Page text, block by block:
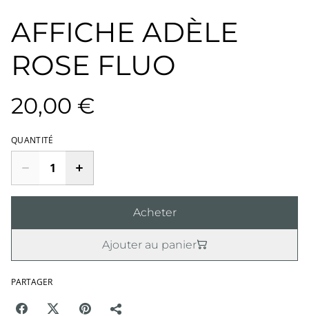
AFFICHE ADÈLE
ROSE FLUO
20,00 €
QUANTITÉ
Acheter
Ajouter au panier
PARTAGER